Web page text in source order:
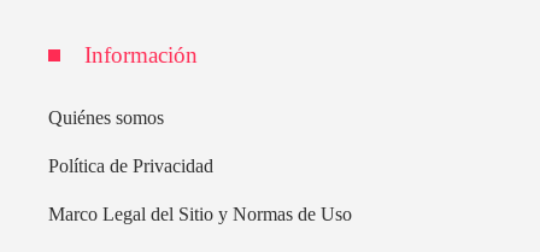
Información
Quiénes somos
Política de Privacidad
Marco Legal del Sitio y Normas de Uso